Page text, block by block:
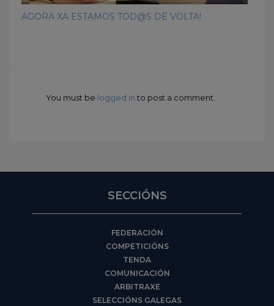
AGORA XA ESTAMOS TOD@S DE VOLTA!
You must be logged in to post a comment.
SECCIÓNS
FEDERACIÓN
COMPETICIÓNS
TENDA
COMUNICACIÓN
ARBITRAXE
SELECCIÓNS GALEGAS